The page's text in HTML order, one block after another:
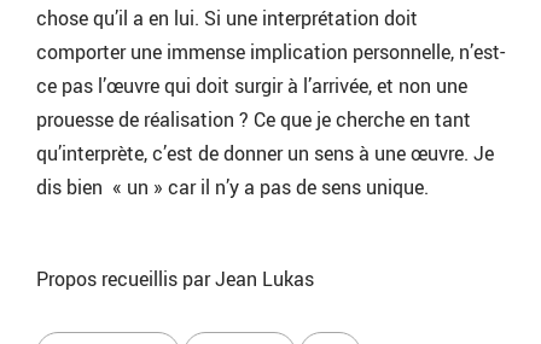
chose qu’il a en lui. Si une interprétation doit
comporter une immense implication personnelle, n’est-
ce pas l’œuvre qui doit surgir à l’arrivée, et non une
prouesse de réalisation ? Ce que je cherche en tant
qu’interprète, c’est de donner un sens à une œuvre. Je
dis bien « un » car il n’y a pas de sens unique.
Propos recueillis par Jean Lukas